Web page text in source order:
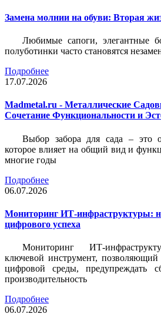
Замена молнии на обуви: Вторая
Любимые сапоги, элегантные
полуботинки часто становятся
Подробнее
17.07.2026
Madmetal.ru - Металлические
Сочетание Функциональности и
Выбор забора для сада – это
которое влияет на общий вид и
многие годы
Подробнее
06.07.2026
Мониторинг ИТ-инфраструктуры:
цифрового успеха
Мониторинг ИТ-
ключевой инструмент, позволяющий
цифровой среды, предупреждать
производительность
Подробнее
06.07.2026